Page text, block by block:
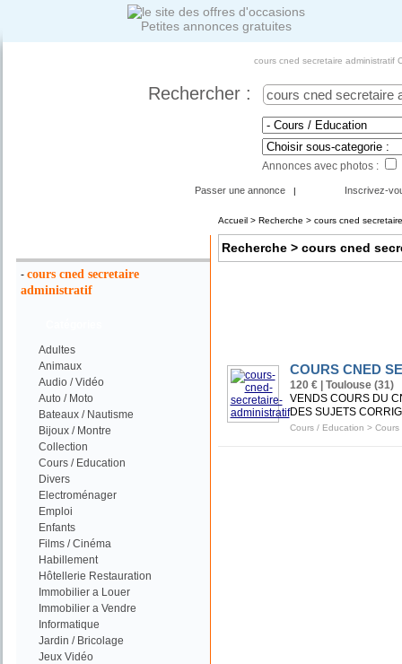
Petites annonces gratuites
cours cned secretaire administratif
Rechercher :
Annonces avec photos :
Passer une annonce | Inscrivez-
- cours cned secretaire
administratif
Adultes
Animaux
Audio / Vidéo
Auto / Moto
Bateaux / Nautisme
Bijoux / Montre
Collection
Cours / Education
Divers
Electroménager
Emploi
Enfants
Films / Cinéma
Habillement
Hôtellerie Restauration
Immobilier a Louer
Immobilier a Vendre
Informatique
Jardin / Bricolage
Jeux Vidéo
Accueil> Recherche > cours cned
Recherche> cours cned
COURS CNED
120 € | Toulouse (31)
VENDS COURS DU
DES SUJETS
Cours / Education > Cours